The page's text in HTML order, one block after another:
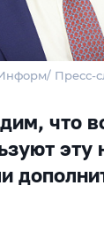
Пресс-
что